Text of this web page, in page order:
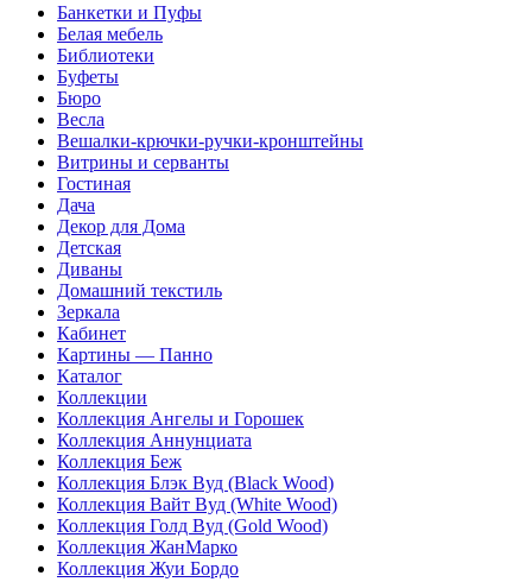
Банкетки и Пуфы
Белая мебель
Библиотеки
Буфеты
Бюро
Весла
Вешалки-крючки-ручки-кронштейны
Витрины и серванты
Гостиная
Дача
Декор для Дома
Детская
Диваны
Домашний текстиль
Зеркала
Кабинет
Картины — Панно
Каталог
Коллекции
Коллекция Ангелы и Горошек
Коллекция Аннунциата
Коллекция Беж
Коллекция Блэк Вуд (Black Wood)
Коллекция Вайт Вуд (White Wood)
Коллекция Голд Вуд (Gold Wood)
Коллекция ЖанМарко
Коллекция Жуи Бордо